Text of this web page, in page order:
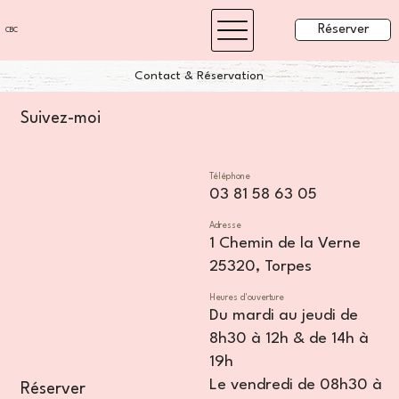
CBC Réserver
Réserver
Suivez-moi
Téléphone
03 81 58 63 05
Adresse
1 Chemin de la Verne
25320, Torpes
Heures d'ouverture
Du mardi au jeudi de
8h30 à 12h & de 14h à
19h
Le vendredi de 08h30 à
Contact & Réservation